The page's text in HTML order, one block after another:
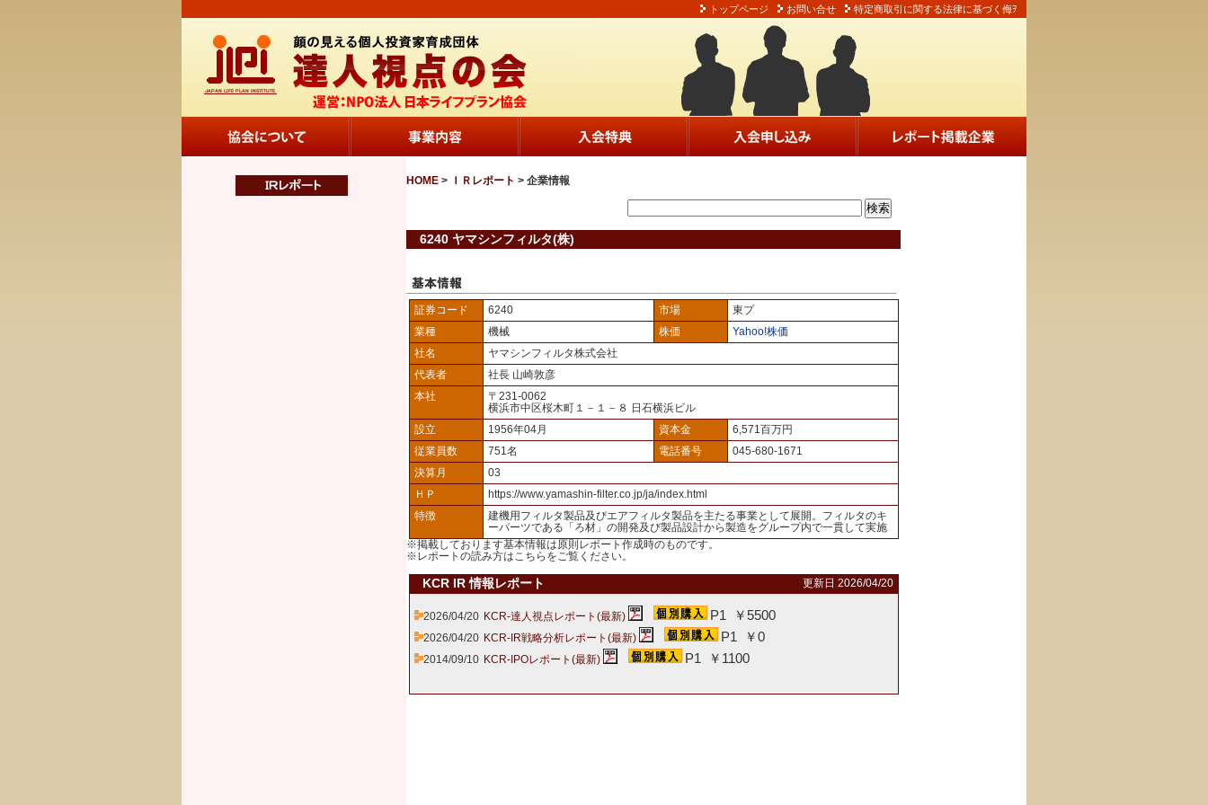
トップページ お問い合せ 特定商取引に関する法律に基づく侮ｦ
HOME > ＩＲレポート > 企業情報
6240 ヤマシンフィルタ(株)
証券コード 6240 市場
東プ
業種
機械 株価
Yahoo!株価
社名
ヤマシンフィルタ株式会社
代表者
社長 山崎敦彦
本社
〒231-0062
横浜市中区桜木町１－１－８ 日石横浜ビル
設立
1956年04月 資本金
6,571百万円
従業員数
751名 電話番号
045-680-1671
決算月
03
ＨＰ
https://www.yamashin-filter.co.jp/ja/index.html
特徴
建機用フィルタ製品及びエアフィルタ製品を主たる事業として展開。フィルタのキ
ーパーツである「ろ材」の開発及び製品設計から製造をグループ内で一貫して実施
※掲載しております基本情報は原則レポート作成時のものです。
※レポートの読み方はこちら をご覧ください。
KCR IR 情報レポート 更新日 2026/04/20
2026/04/20 KCR-達人視点レポート(最新) P1 ￥5500
2026/04/20 KCR-IR戦略分析レポート(最新) P1 ￥0
2014/09/10 KCR-IPOレポート(最新) P1 ￥1100